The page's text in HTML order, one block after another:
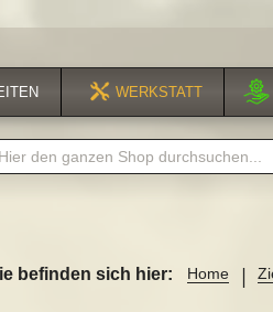
WERKSTATT
befinden sich hier: Home